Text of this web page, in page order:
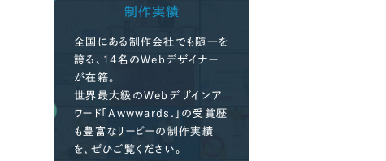
制作実績
全国にある制作会社でも随一を
誇る、14名のWebデザイナー
が在籍。
世界最大級のWebデザインア
ワード「Awwwards.」の受賞歴
も豊富なリーピーの制作実績
を、ぜひご覧ください。